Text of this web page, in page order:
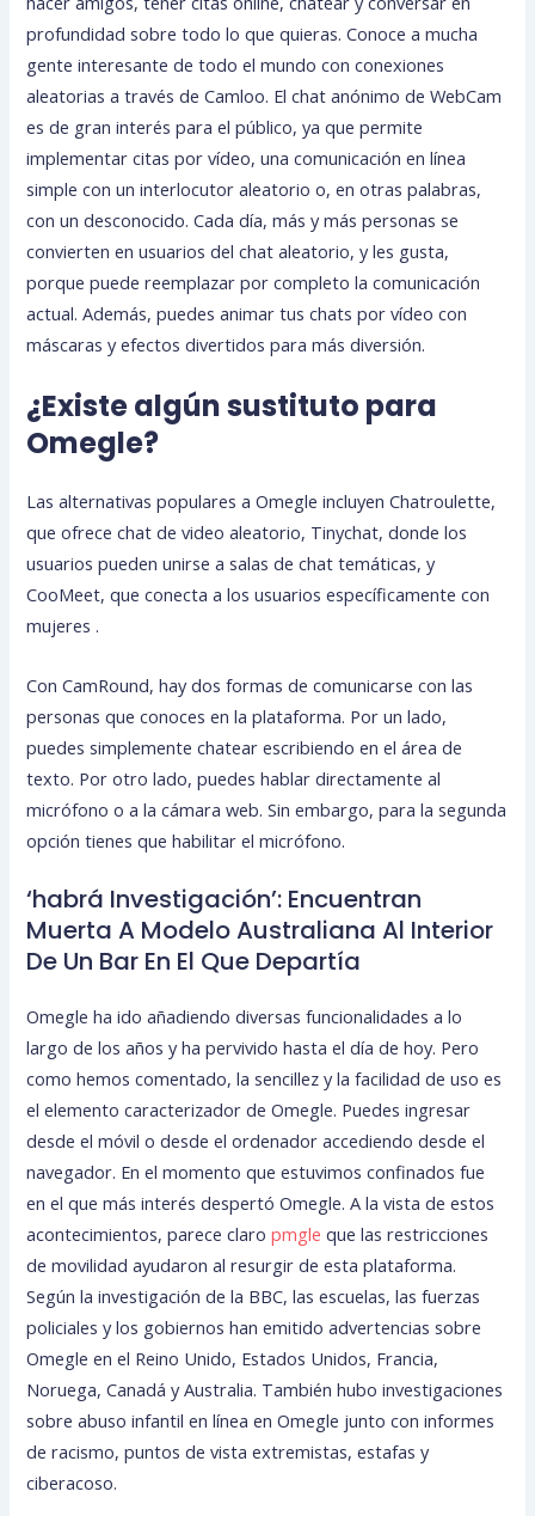
profundidad sobre todo lo que quieras. Conoce a mucha
gente interesante de todo el mundo con conexiones
aleatorias a través de Camloo. El chat anónimo de WebCam
es de gran interés para el público, ya que permite
implementar citas por vídeo, una comunicación en línea
simple con un interlocutor aleatorio o, en otras palabras,
con un desconocido. Cada día, más y más personas se
convierten en usuarios del chat aleatorio, y les gusta,
porque puede reemplazar por completo la comunicación
actual. Además, puedes animar tus chats por vídeo con
máscaras y efectos divertidos para más diversión.
¿Existe algún sustituto para
Omegle?
Las alternativas populares a Omegle incluyen Chatroulette,
que ofrece chat de video aleatorio, Tinychat, donde los
usuarios pueden unirse a salas de chat temáticas, y
CooMeet, que conecta a los usuarios específicamente con
mujeres .
Con CamRound, hay dos formas de comunicarse con las
personas que conoces en la plataforma. Por un lado,
puedes simplemente chatear escribiendo en el área de
texto. Por otro lado, puedes hablar directamente al
micrófono o a la cámara web. Sin embargo, para la segunda
opción tienes que habilitar el micrófono.
‘habrá Investigación’: Encuentran
Muerta A Modelo Australiana Al Interior
De Un Bar En El Que Departía
Omegle ha ido añadiendo diversas funcionalidades a lo
largo de los años y ha pervivido hasta el día de hoy. Pero
como hemos comentado, la sencillez y la facilidad de uso es
el elemento caracterizador de Omegle. Puedes ingresar
desde el móvil o desde el ordenador accediendo desde el
navegador. En el momento que estuvimos confinados fue
en el que más interés despertó Omegle. A la vista de estos
acontecimientos, parece claropmgle que las restricciones
de movilidad ayudaron al resurgir de esta plataforma.
Según la investigación de la BBC, las escuelas, las fuerzas
policiales y los gobiernos han emitido advertencias sobre
Omegle en el Reino Unido, Estados Unidos, Francia,
Noruega, Canadá y Australia. También hubo investigaciones
sobre abuso infantil en línea en Omegle junto con informes
de racismo, puntos de vista extremistas, estafas y
ciberacoso.